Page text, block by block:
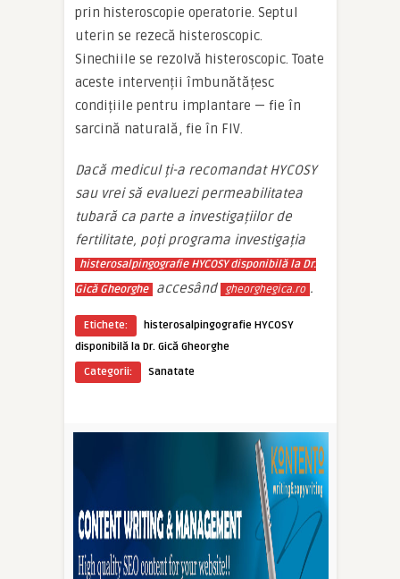
prin histeroscopie operatorie. Septul
uterin se rezecă histeroscopic.
Sinechiile se rezolvă histeroscopic. Toate
aceste intervenții îmbunătățesc
condițiile pentru implantare — fie în
sarcină naturală, fie în FIV.
Dacă medicul ți-a recomandat HYCOSY
sau vrei să evaluezi permeabilitatea
tubară ca parte a investigațiilor de
fertilitate, poți programa investigația
histerosalpingografie HYCOSY disponibilă la Dr.
Gică Gheorghe
accesând gheorghegica.ro .
Etichete:
histerosalpingografie HYCOSY
disponibilă la Dr. Gică Gheorghe
Categorii:
Sanatate